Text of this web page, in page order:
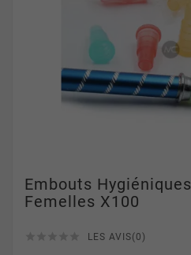
Embouts Hygiéniques
Femelles X100
LES AVIS(0)